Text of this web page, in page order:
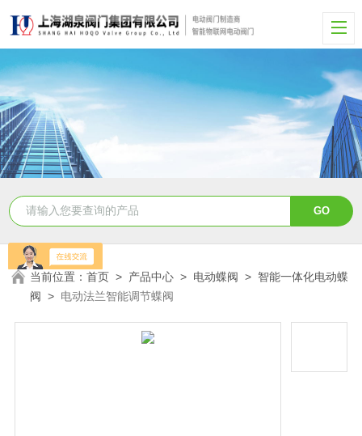
当前位置：首页 > 产品中心 > 电动蝶阀 > 智能一体化电动蝶
阀 > 电动法兰智能调节蝶阀